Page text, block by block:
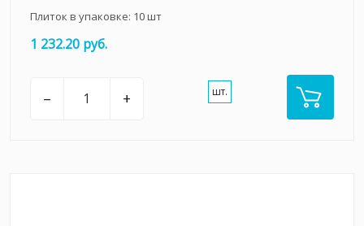
Плиток в упаковке: 10шт
1 232.20 руб.
– + шт.